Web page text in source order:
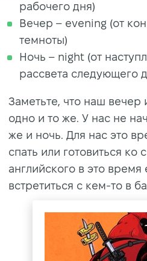
рабочего дня)
Вечер – evening (от
темноты)
Ночь – night (от
рассвета следующего
Заметьте, что наш
одно и то же. У нас не
же и ночь. Для нас это
спать или готовиться ко
английского в это
встретиться с кем-то в